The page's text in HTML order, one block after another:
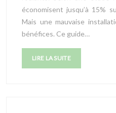
économisent jusqu’à 15%
Mais une mauvaise
bénéfices. Ce guide…
LIRE LA SUITE